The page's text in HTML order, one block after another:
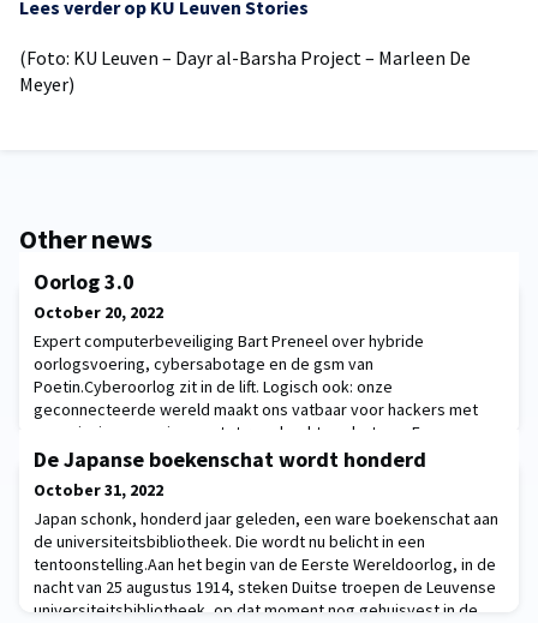
Lees verder op KU Leuven Stories
(Foto: KU Leuven – Dayr al-Barsha Project – Marleen De
Meyer)
Other news
Oorlog 3.0
October 20, 2022
Expert computerbeveiliging Bart Preneel over hybride
oorlogsvoering, cybersabotage en de gsm van
Poetin.Cyberoorlog zit in de lift. Logisch ook: onze
geconnecteerde wereld maakt ons vatbaar voor hackers met
een missie, van spionage tot regelrechte sabotage. En
begrijpelijk: waarom zou je kwetsbare soldaten of dure
vechtmachines het terrein opsturen als je je tegenstander ook
met een welgemikt pakk
De Japanse boekenschat wordt honderd
October 31, 2022
Japan schonk, honderd jaar geleden, een ware boekenschat aan
de universiteitsbibliotheek. Die wordt nu belicht in een
tentoonstelling.Aan het begin van de Eerste Wereldoorlog, in de
nacht van 25 augustus 1914, steken Duitse troepen de Leuvense
universiteitsbibliotheek, op dat moment nog gehuisvest in de